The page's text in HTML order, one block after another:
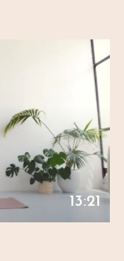
13:21